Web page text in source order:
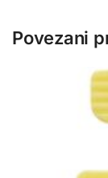
Povezani